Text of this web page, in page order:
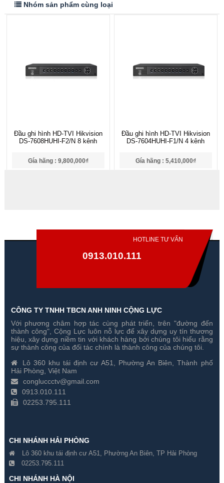
Nhóm sản phẩm cùng loại
Đầu ghi hình HD-TVI Hikvision
DS-7608HUHI-F2/N 8 kênh
Gía hãng : 9,800,000₫
Đầu ghi hình HD-TVI Hikvision
DS-7604HUHI-F1/N 4 kênh
Gía hãng : 5,410,000₫
Đầu ghi hình HD-TVI Hikvision
DS-7616HI-ST 16 kênh
Gía hãng : 13,720,000₫
9,606,000₫
Đầu ghi hình HD-TVI Hikvision
DS-8132HUHI-K8 32 kênh
Gía hãng : 56,380,000₫
39,466,000₫
HOTLINE TƯ VẤN
0913.010.111
CÔNG TY TNHH TBCN ANH NINH CỘNG LỰC
Với phương châm hợp tác cùng phát triển, trên "đường đến
thành công", Cộng Lực luôn nỗ lực để xây dựng uy tín thương
hiệu, xây dựng niềm tin với khách hàng bởi chúng tôi hiểu rằng
sự thành công của đối tác chính là thành công của chúng tôi.
Lô 360 khu tái định cư A51, Phường An Biên, Thành phố
Hải Phòng, Việt Nam
congluccctv@gmail.com
0913.010.111
02253.795.111
CHI NHÁNH HẢI PHÒNG
Lô 360 khu tái định cư A51, Phường An Biên, TP Hải Phòng
02253.795.111
CHI NHÁNH HÀ NỘI